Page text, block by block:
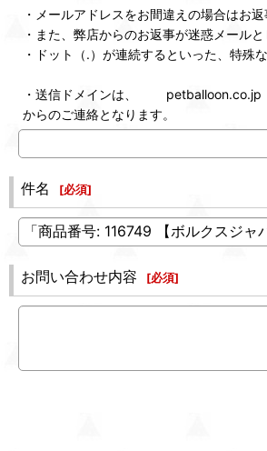
・メールアドレスをお間違えの場合はお
・また、弊店からのお返事が迷惑メール
・ドット（.）が連続するといった、特殊
・送信ドメインは、 petballoon.co.jp
からのご連絡となります。
件名 [必須]
お問い合わせ内容 [必須]